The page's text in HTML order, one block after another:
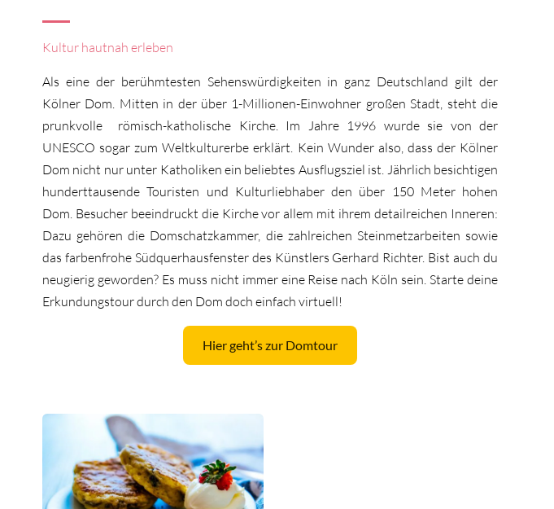
Kultur hautnah erleben
Als eine der berühmtesten Sehenswürdigkeiten in ganz Deutschland gilt der
Kölner Dom. Mitten in der über 1-Millionen-Einwohner großen Stadt, steht die
prunkvolle römisch-katholische Kirche. Im Jahre 1996 wurde sie von der
UNESCO sogar zum Weltkulturerbe erklärt. Kein Wunder also, dass der Kölner
Dom nicht nur unter Katholiken ein beliebtes Ausflugsziel ist. Jährlich besichtigen
hunderttausende Touristen und Kulturliebhaber den über 150 Meter hohen
Dom. Besucher beeindruckt die Kirche vor allem mit ihrem detailreichen Inneren:
Dazu gehören die Domschatzkammer, die zahlreichen Steinmetzarbeiten sowie
das farbenfrohe Südquerhausfenster des Künstlers Gerhard Richter. Bist auch du
neugierig geworden? Es muss nicht immer eine Reise nach Köln sein. Starte deine
Erkundungstour durch den Dom doch einfach virtuell!
Hier geht’s zur Domtour